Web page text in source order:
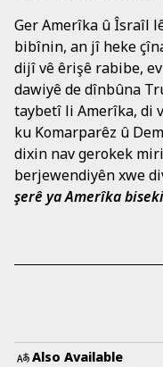
Ger Amerîka û Îsraîl
bibînin, an jî heke
dijî vê êrişê rabibe,
dawiyê de dînbûna
taybetî li Amerîka, di
ku Komarparêz û
dixin nav gerokek
berjewendiyên xwe
şerê ya Amerîka
Also Available